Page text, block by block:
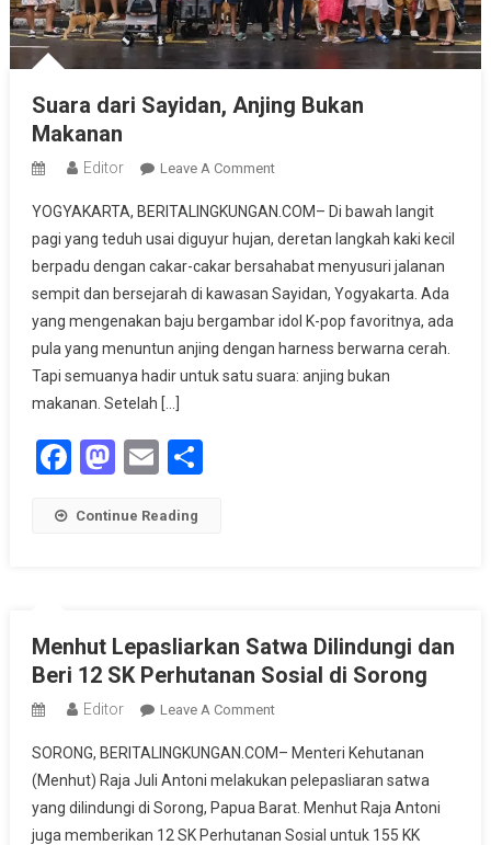
Suara dari Sayidan, Anjing Bukan
Makanan
Editor Leave A CommentOn
Dari
Sayidan,
Anjing
Bukan
Makanan
YOGYAKARTA, BERITALINGKUNGAN.COM– Di bawah langit
pagi yang teduh usai diguyur hujan, deretan langkah kaki kecil
berpadu dengan cakar-cakar bersahabat menyusuri jalanan
sempit dan bersejarah di kawasan Sayidan, Yogyakarta. Ada
yang mengenakan baju bergambar idol K-pop favoritnya, ada
pula yang menuntun anjing dengan harness berwarna cerah.
Tapi semuanya hadir untuk satu suara: anjing bukan
makanan. Setelah […]
Facebook
Mastodon
EmailShare
Continue Reading
Menhut Lepasliarkan Satwa Dilindungi dan
Beri 12 SK Perhutanan Sosial di Sorong
Editor Leave A CommentOn
Lepasliarkan
Satwa
Dilindungi
Dan
SORONG, BERITALINGKUNGAN.COM– Menteri Kehutanan
(Menhut) Raja Juli Antoni melakukan pelepasliaran satwa
yang dilindungi di Sorong, Papua Barat. Menhut Raja Antoni
juga memberikan 12 SK Perhutanan Sosial untuk 155 KK